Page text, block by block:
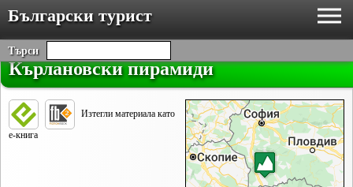
Български турист
Търси
Кърлановски пирамиди
Изтегли материала като
е-книга